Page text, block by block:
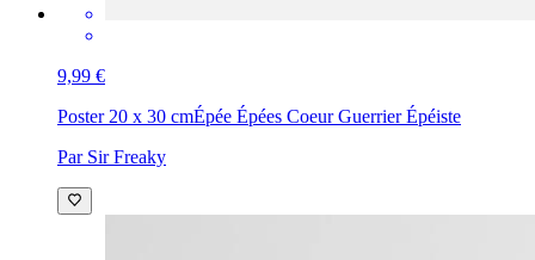
9,99 €
Poster 20 x 30 cmÉpée Épées Coeur Guerrier Épéiste
Par Sir Freaky